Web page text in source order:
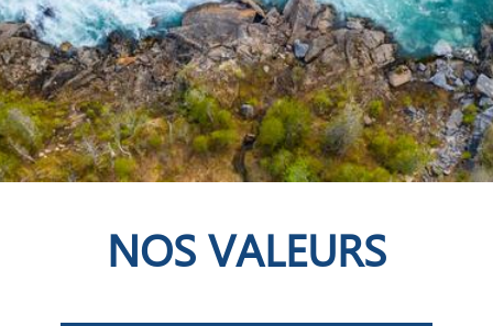
NOS VALEURS